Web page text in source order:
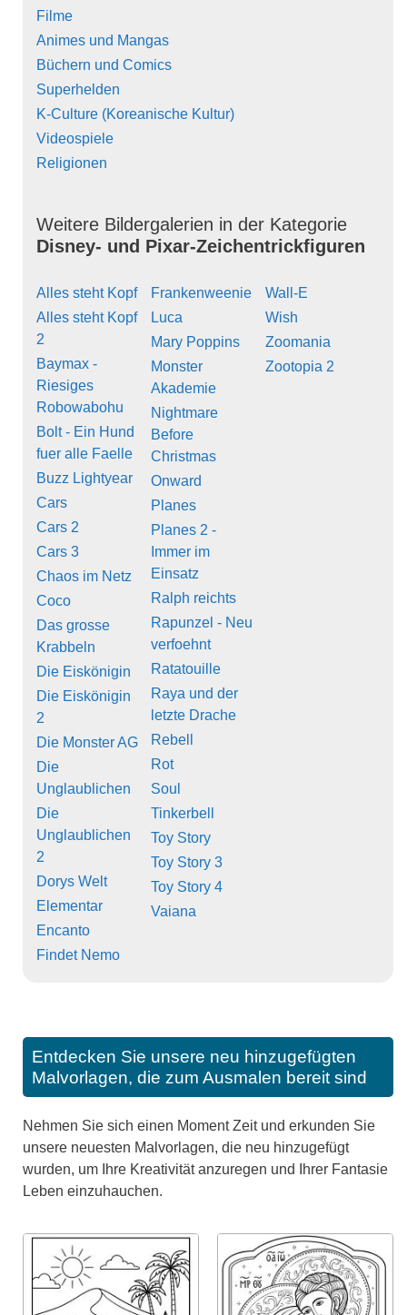
Filme
Animes und Mangas
Büchern und Comics
Superhelden
K-Culture (Koreanische Kultur)
Videospiele
Religionen
Weitere Bildergalerien in der Kategorie
Disney- und Pixar-Zeichentrickfiguren
Alles steht Kopf
Alles steht Kopf
2
Baymax -
Riesiges
Robowabohu
Bolt - Ein Hund
fuer alle Faelle
Buzz Lightyear
Cars
Cars 2
Cars 3
Chaos im Netz
Coco
Das grosse
Krabbeln
Die Eiskönigin
Die Eiskönigin
2
Die Monster AG
Die
Unglaublichen
Die
Unglaublichen
2
Dorys Welt
Elementar
Encanto
Findet Nemo
Frankenweenie
Luca
Mary Poppins
Monster
Akademie
Nightmare
Before
Christmas
Onward
Planes
Planes 2 -
Immer im
Einsatz
Ralph reichts
Rapunzel - Neu
verfoehnt
Ratatouille
Raya und der
letzte Drache
Rebell
Rot
Soul
Tinkerbell
Toy Story
Toy Story 3
Toy Story 4
Vaiana
Wall-E
Wish
Zoomania
Zootopia 2
Entdecken Sie unsere neu hinzugefügten
Malvorlagen, die zum Ausmalen bereit sind
Nehmen Sie sich einen Moment Zeit und erkunden Sie
unsere neuesten Malvorlagen, die neu hinzugefügt
wurden, um Ihre Kreativität anzuregen und Ihrer Fantasie
Leben einzuhauchen.